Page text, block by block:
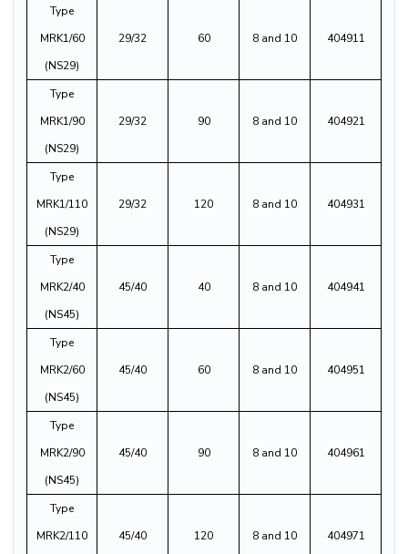
Type
MRK1/60
(NS29)
29/32 60 8 and 10 404911
Type
MRK1/90
(NS29)
29/32 90 8 and 10 404921
Type
MRK1/110
(NS29)
29/32 120 8 and 10 404931
Type
MRK2/40
(NS45)
45/40 40 8 and 10 404941
Type
MRK2/60
(NS45)
45/40 60 8 and 10 404951
Type
MRK2/90
(NS45)
45/40 90 8 and 10 404961
Type
MRK2/110
45/40 120 8 and 10 404971